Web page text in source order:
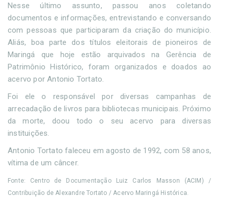
Nesse último assunto, passou anos coletando
documentos e informações, entrevistando e conversando
com pessoas que participaram da criação do município.
Aliás, boa parte dos títulos eleitorais de pioneiros de
Maringá que hoje estão arquivados na Gerência de
Patrimônio Histórico, foram organizados e doados ao
acervo por Antonio Tortato.
Foi ele o responsável por diversas campanhas de
arrecadação de livros para bibliotecas municipais. Próximo
da morte, doou todo o seu acervo para diversas
instituições.
Antonio Tortato faleceu em agosto de 1992, com 58 anos,
vítima de um câncer.
Fonte: Centro de Documentação Luiz Carlos Masson (ACIM) /
Contribuição de Alexandre Tortato / Acervo Maringá Histórica.